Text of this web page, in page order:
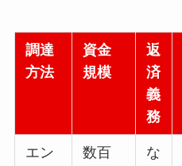
調達
方法
資金
規模
返
済
義
務
エン
数百
な